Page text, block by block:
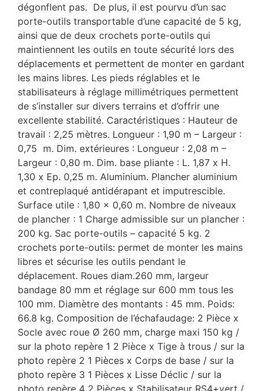
dégonflent pas. De plus, il est pourvu d’un sac
porte-outils transportable d’une capacité de 5 kg,
ainsi que de deux crochets porte-outils qui
maintiennent les outils en toute sécurité lors des
déplacements et permettent de monter en gardant
les mains libres. Les pieds réglables et le
stabilisateurs à réglage millimétriques permettent
de s’installer sur divers terrains et d’offrir une
excellente stabilité. Caractéristiques : Hauteur de
travail : 2,25 mètres. Longueur : 1,90 m – Largeur :
0,75 m. Dim. extérieures : Longueur : 2,08 m –
Largeur : 0,80 m. Dim. base pliante : L. 1,87 x H.
1,30 x Ep. 0,25 m. Aluminium. Plancher aluminium
et contreplaqué antidérapant et imputrescible.
Surface utile : 1,80 x 0,60 m. Nombre de niveaux
de plancher : 1 Charge admissible sur un plancher :
200 kg. Sac porte-outils – capacité 5 kg. 2
crochets porte-outils: permet de monter les mains
libres et sécurise les outils pendant le
déplacement. Roues diam.260 mm, largeur
bandage 80 mm et réglage sur 600 mm tous les
100 mm. Diamètre des montants : 45 mm. Poids:
66.8 kg. Composition de l’échafaudage: 2 Pièce x
Socle avec roue Ø 260 mm, charge maxi 150 kg /
sur la photo repère 1 2 Pièce x Tige à trous / sur la
photo repère 2 1 Pièces x Corps de base / sur la
photo repère 3 1 Pièces x Lisse Déclic / sur la